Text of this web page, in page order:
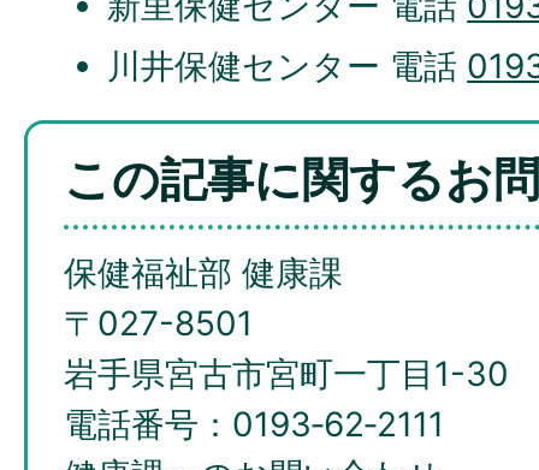
川井保健センター 電話
この記事に関するお
保健福祉部 健康課
〒027-8501
岩手県宮古市宮町一丁目1-30
電話番号：0193‐62‐2111